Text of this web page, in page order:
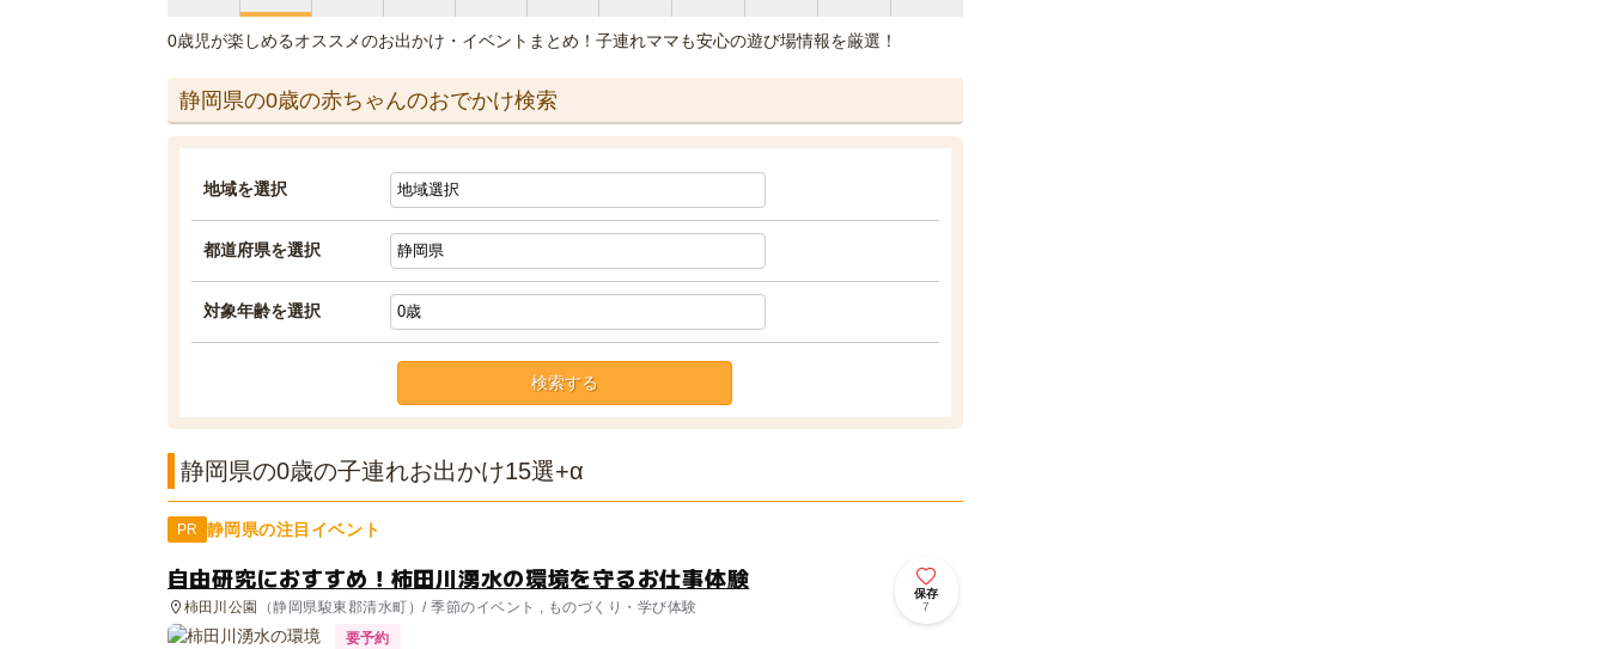
0歳児が楽しめるオススメのお出かけ・イベントまとめ！子連れママも安心の遊び場情報を厳選！
静岡県の0歳の赤ちゃんのおでかけ検索
地域を選択
都道府県を選択
対象年齢を選択
静岡県の0歳の子連れお出かけ15選+α
PR 静岡県の注目イベント
自由研究におすすめ！柿田川湧水の環境を守るお仕事体験
柿田川公園 （静岡県駿東郡清水町）/ 季節のイベント , ものづくり・学び体験
保存
7
要予約